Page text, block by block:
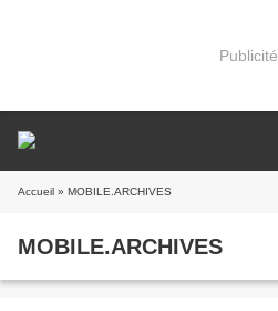
Publicité
Accueil » MOBILE.ARCHIVES
MOBILE.ARCHIVES